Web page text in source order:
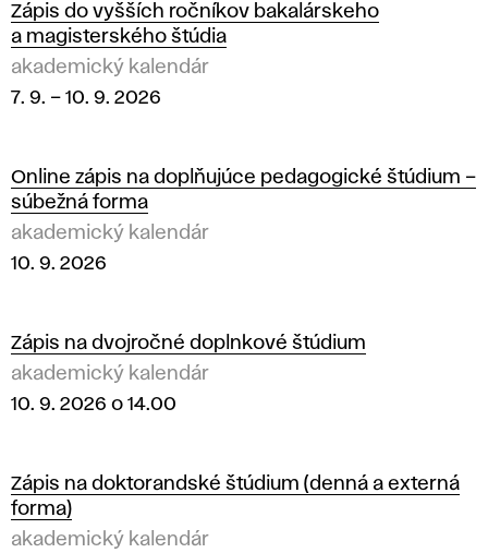
Zápis do vyšších ročníkov bakalárskeho
a magisterského štúdia
akademický kalendár
7. 9. – 10. 9. 2026
Online zápis na doplňujúce pedagogické štúdium –
súbežná forma
akademický kalendár
10. 9. 2026
Zápis na dvojročné doplnkové štúdium
akademický kalendár
10. 9. 2026 o 14.00
Zápis na doktorandské štúdium (denná a externá
forma)
akademický kalendár